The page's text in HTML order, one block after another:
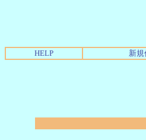
HELP 新